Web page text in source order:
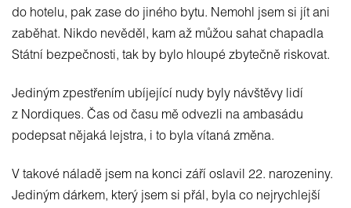
do hotelu, pak zase do jiného bytu. Nemohl jsem si jít ani
zaběhat. Nikdo nevěděl, kam až můžou sahat chapadla
Státní bezpečnosti, tak by bylo hloupé zbytečně riskovat.
Jediným zpestřením ubíjející nudy byly návštěvy lidí
z Nordiques. Čas od času mě odvezli na ambasádu
podepsat nějaká lejstra, i to byla vítaná změna.
V takové náladě jsem na konci září oslavil 22. narozeniny.
Jediným dárkem, který jsem si přál, byla co nejrychlejší